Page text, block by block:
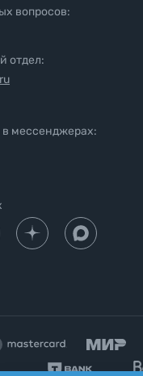
вопросов:
отдел:
мессенджерах: